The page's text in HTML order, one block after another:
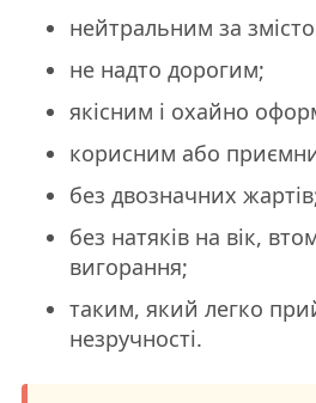
нейтральним за
не надто дорогим;
якісним і охайно
корисним або
без двозначних
без натяків на вік,
вигорання;
таким, який легко
незручності.